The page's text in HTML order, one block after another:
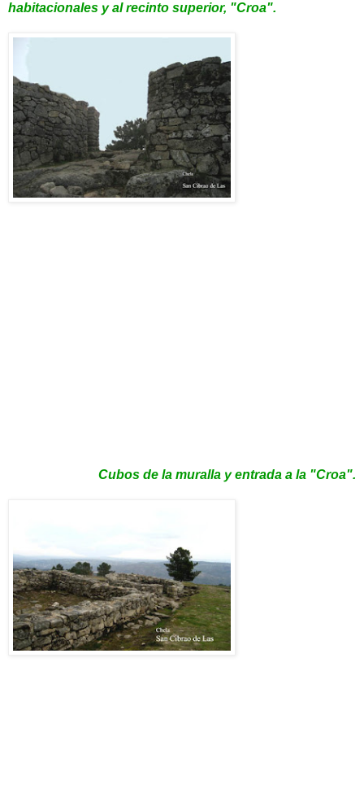
habitacionales y al recinto superior, "Croa".
Cubos de la muralla y entrada a la "Croa".